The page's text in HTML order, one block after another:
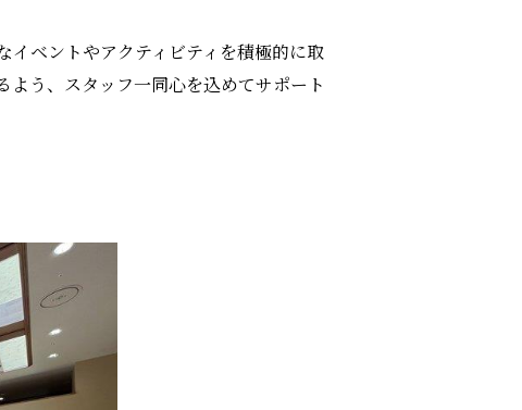
イベントやアクティビティを積極的に取
う、スタッフ一同心を込めてサポート